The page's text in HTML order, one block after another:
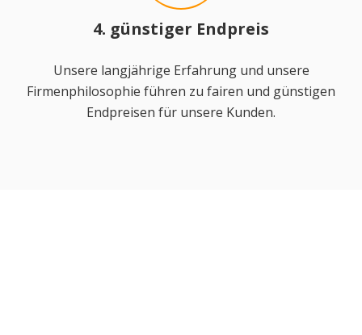
4. günstiger Endpreis
Unsere langjährige Erfahrung und unsere
Firmenphilosophie führen zu fairen und günstigen
Endpreisen für unsere Kunden.